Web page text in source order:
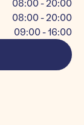
08:00 - 20:00
09:00 - 16:00